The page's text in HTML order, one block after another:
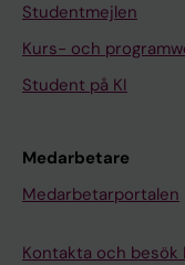
Studentmejlen
Kurs- och
Student på KI
Medarbetare
Medarbetarportalen
Kontakta och besök